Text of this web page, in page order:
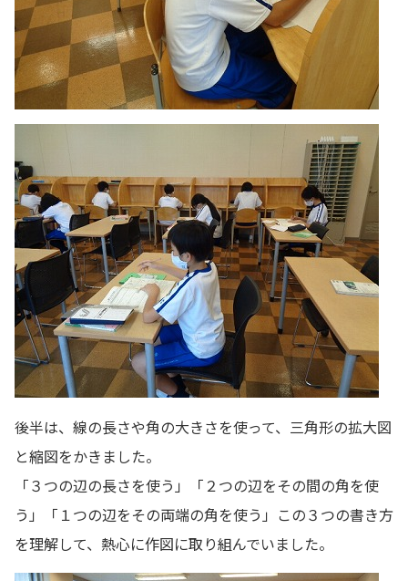
後半は、線の長さや角の大きさを使って、三角形の拡大図
と縮図をかきました。
「３つの辺の長さを使う」「２つの辺をその間の角を使
う」「１つの辺をその両端の角を使う」この３つの書き方
を理解して、熱心に作図に取り組んでいました。